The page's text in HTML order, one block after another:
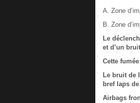
A. Zone
B. Zone
Le
et d’un
Cette
Le bruit de
bref laps
Airbags